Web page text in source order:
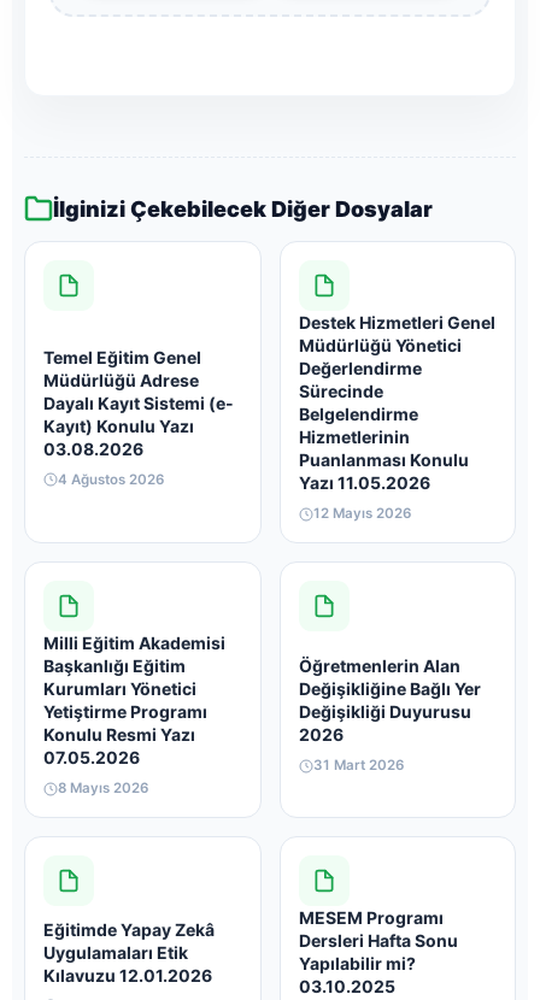
İlginizi Çekebilecek Diğer Dosyalar
Temel Eğitim Genel
Müdürlüğü Adrese
Dayalı Kayıt Sistemi (e-
Kayıt) Konulu Yazı
03.08.2026
4 Ağustos 2026
Destek Hizmetleri Genel
Müdürlüğü Yönetici
Değerlendirme
Sürecinde
Belgelendirme
Hizmetlerinin
Puanlanması Konulu
Yazı 11.05.2026
12 Mayıs 2026
Milli Eğitim Akademisi
Başkanlığı Eğitim
Kurumları Yönetici
Yetiştirme Programı
Konulu Resmi Yazı
07.05.2026
8 Mayıs 2026
Öğretmenlerin Alan
Değişikliğine Bağlı Yer
Değişikliği Duyurusu
2026
31 Mart 2026
Eğitimde Yapay Zekâ
Uygulamaları Etik
Kılavuzu 12.01.2026
MESEM Programı
Dersleri Hafta Sonu
Yapılabilir mi?
03.10.2025